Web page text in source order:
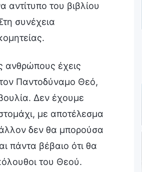
αντίτυπο του βιβλίου
συνέχεια
ανθρώπους έχεις
Παντοδύναμο Θεό,
Δεν έχουμε
με αποτέλεσμα
δεν θα μπορούσα
πάντα βέβαιο ότι θα
του Θεού.